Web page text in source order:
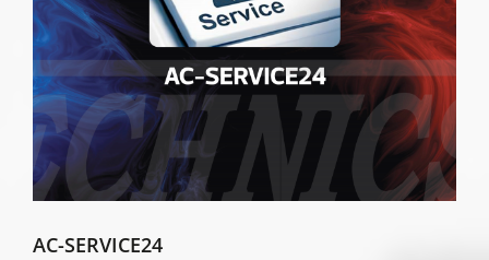
AC-SERVICE24